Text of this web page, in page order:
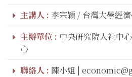
主講人 : 李宗穎 / 台灣大學經
主辦單位 : 中央研究院人社中
心
聯絡人 : 陳小姐 |